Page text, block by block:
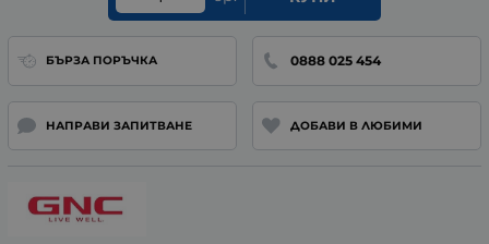
БЪРЗА ПОРЪЧКА 0888 025 454
НАПРАВИ ЗАПИТВАНЕ ДОБАВИ В ЛЮБИМИ